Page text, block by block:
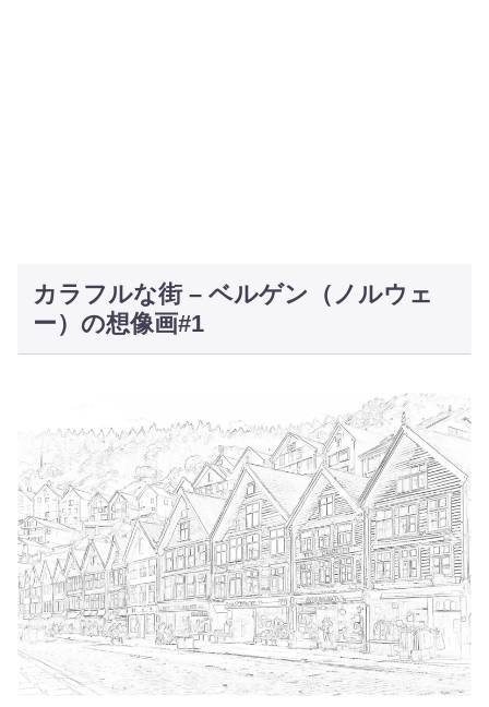
カラフルな街 – ベルゲン（ノルウェ
ー）の想像画#1